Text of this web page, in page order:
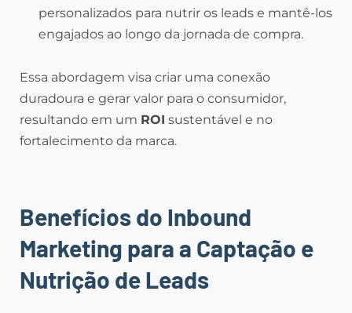
personalizados para nutrir os leads e mantê-los
engajados ao longo da jornada de compra.
Essa abordagem visa criar uma conexão
duradoura e gerar valor para o consumidor,
resultando em um ROI sustentável e no
fortalecimento da marca.
Benefícios do Inbound
Marketing para a Captação e
Nutrição de Leads